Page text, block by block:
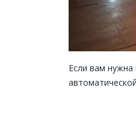
Если вам